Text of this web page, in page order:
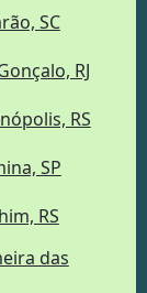
SC
RJ
RS
SP
RS
das